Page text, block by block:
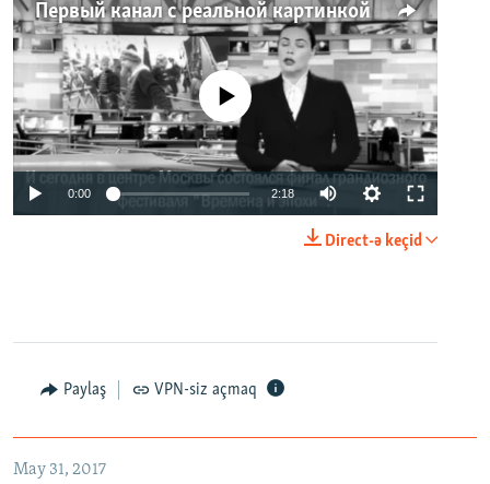
Первый канал с реальной картинкой
No media source currently available
0:00 2:18
Direct-ə keçid
Paylaş VPN-siz açmaq
May 31, 2017